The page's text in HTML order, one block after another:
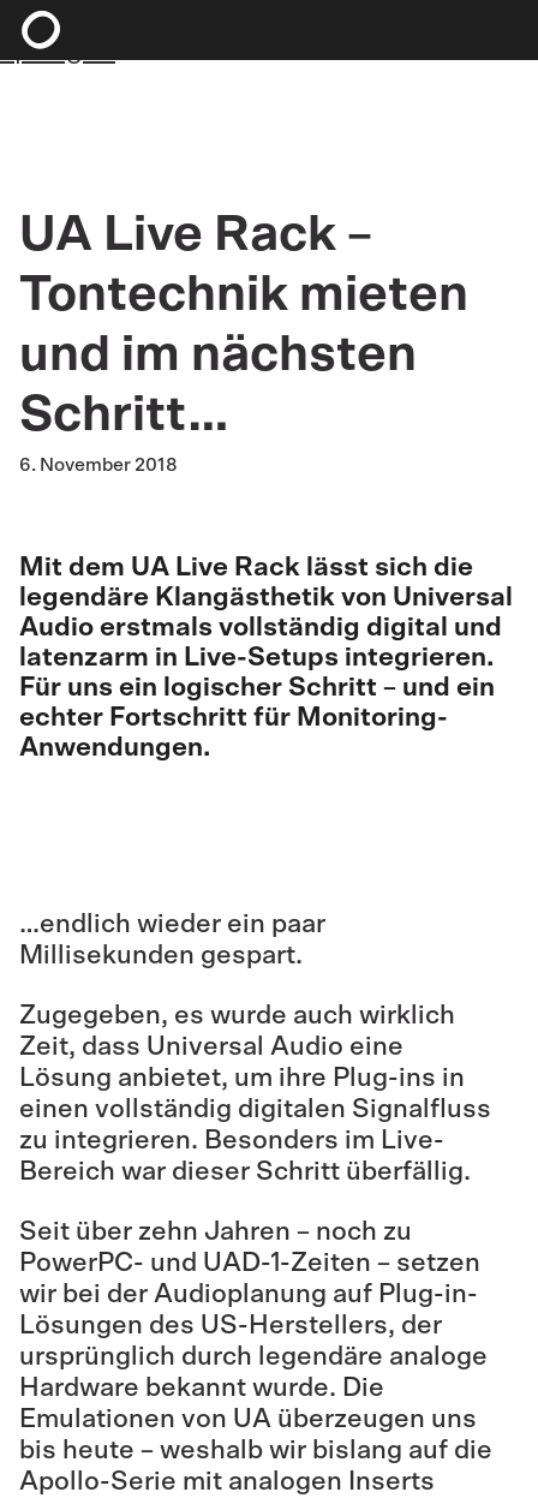
Zum Hauptinhalt springen
springen
UA Live Rack –
Tontechnik mieten
und im nächsten
Schritt…
6. November 2018
Mit dem UA Live Rack lässt sich die
legendäre Klangästhetik von Universal
Audio erstmals vollständig digital und
latenzarm in Live-Setups integrieren.
Für uns ein logischer Schritt – und ein
echter Fortschritt für Monitoring-
Anwendungen.
…endlich wieder ein paar
Millisekunden gespart.
Zugegeben, es wurde auch wirklich
Zeit, dass Universal Audio eine
Lösung anbietet, um ihre Plug-ins in
einen vollständig digitalen Signalfluss
zu integrieren. Besonders im Live-
Bereich war dieser Schritt überfällig.
Seit über zehn Jahren – noch zu
PowerPC- und UAD-1-Zeiten – setzen
wir bei der Audioplanung auf Plug-in-
Lösungen des US-Herstellers, der
ursprünglich durch legendäre analoge
Hardware bekannt wurde. Die
Emulationen von UA überzeugen uns
bis heute – weshalb wir bislang auf die
Apollo-Serie mit analogen Inserts